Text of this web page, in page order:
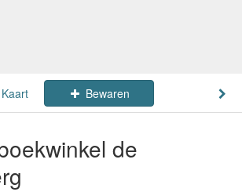
Kaart Bewaren
de